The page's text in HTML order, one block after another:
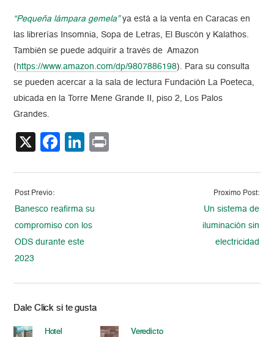
“Pequeña lámpara gemela” ya está a la venta en Caracas en
las librerías Insomnia, Sopa de Letras, El Buscón y Kalathos.
También se puede adquirir a través de Amazon
( https://www.amazon.com/dp/9807886198). Para su consulta
se pueden acercar a la sala de lectura Fundación La Poeteca,
ubicada en la Torre Mene Grande II, piso 2, Los Palos
Grandes.
X Facebook
LinkedIn
Post Previo:
Banesco reafirma su
compromiso con los
ODS durante este
2023
Proximo Post:
Un sistema de
iluminación sin
electricidad
Dale Click si te gusta
Hotel
Veredicto